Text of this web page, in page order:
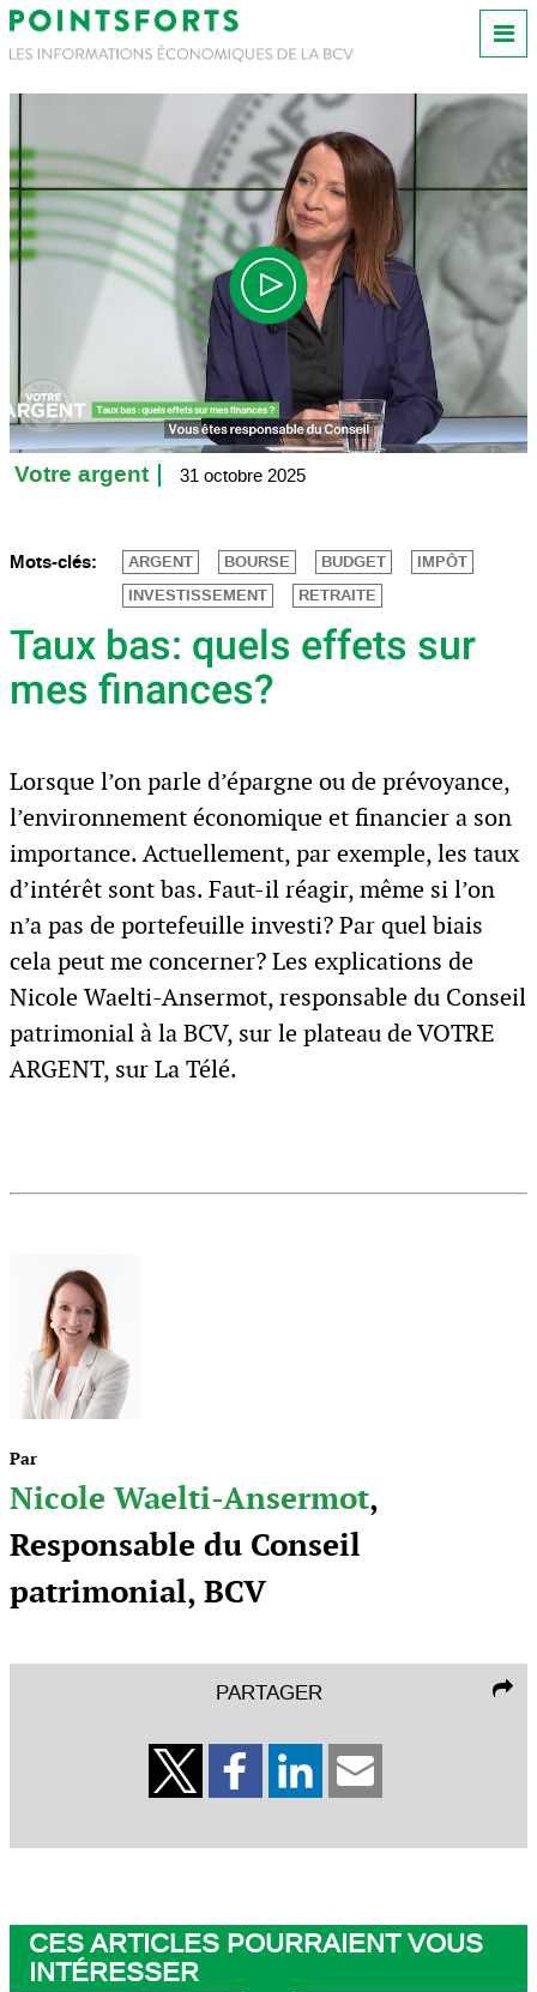
Votre argent 31 octobre 2025
Mots-clés: ARGENT BOURSE BUDGET
IMPÔT
INVESTISSEMENT
RETRAITE
Taux bas: quels effets sur
mes finances?
Lorsque l’on parle d’épargne ou de prévoyance,
l’environnement économique et financier a son
importance. Actuellement, par exemple, les taux
d’intérêt sont bas. Faut-il réagir, même si l’on
n’a pas de portefeuille investi? Par quel biais
cela peut me concerner? Les explications de
Nicole Waelti-Ansermot, responsable du Conseil
patrimonial à la BCV, sur le plateau de VOTRE
ARGENT, sur La Télé.
Par
Nicole Waelti-Ansermot,
Responsable du Conseil
patrimonial, BCV
PARTAGER
CES ARTICLES POURRAIENT VOUS
INTÉRESSER